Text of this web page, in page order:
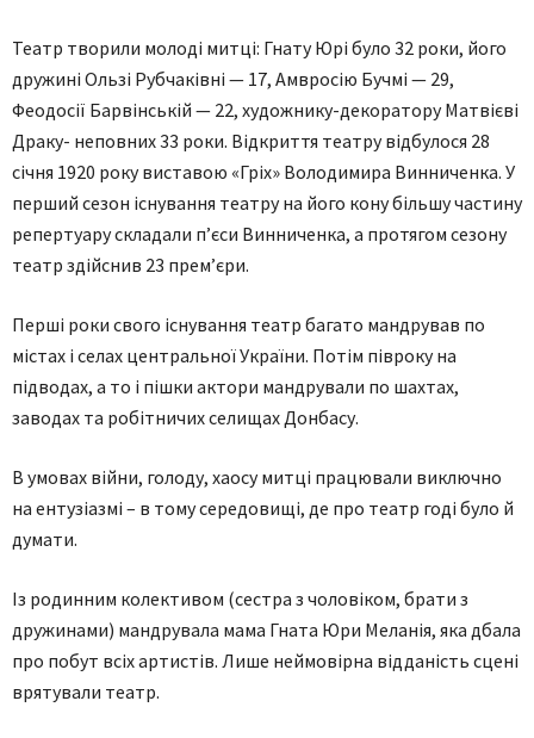
Театр творили молоді митці: Гнату Юрі було 32 роки, його
дружині Ользі Рубчаківні — 17, Амвросію Бучмі — 29,
Феодосії Барвінській — 22, художнику-декоратору Матвієві
Драку- неповних 33 роки. Відкриття театру відбулося 28
січня 1920 року виставою «Гріх» Володимира Винниченка. У
перший сезон існування театру на його кону більшу частину
репертуару складали п’єси Винниченка, а протягом сезону
театр здійснив 23 прем’єри.
Перші роки свого існування театр багато мандрував по
містах і селах центральної України. Потім півроку на
підводах, а то і пішки актори мандрували по шахтах,
заводах та робітничих селищах Донбасу.
В умовах війни, голоду, хаосу митці працювали виключно
на ентузіазмі – в тому середовищі, де про театр годі було й
думати.
Із родинним колективом (сестра з чоловіком, брати з
дружинами) мандрувала мама Гната Юри Меланія, яка дбала
про побут всіх артистів. Лише неймовірна відданість сцені
врятували театр.